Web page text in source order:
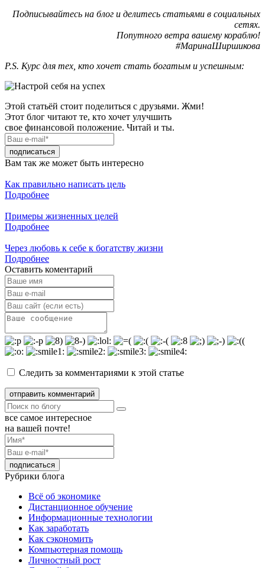
Подписывайтесь на блог и делитесь статьями в социальных
сетях.
Попутного ветра вашему кораблю!
#МаринаШиршикова
P.S. Курс для тех, кто хочет стать богатым и успешным:
Этой статьёй стоит поделиться с друзьями. Жми!
Этот блог читают те, кто хочет улучшить
свое финансовой положение. Читай и ты.
Вам так же может быть интересно
Как правильно написать цель
Подробнее
Примеры жизненных целей
Подробнее
Через любовь к себе к богатству жизни
Подробнее
Оставить коментарий
Следить за комментариями к этой статье
отправить комментарий
все самое интересное
на вашей почте!
Рубрики блога
Всё об экономике
Дистанционное обучение
Информационные технологии
Как заработать
Как сэкономить
Компьютерная помощь
Личностный рост